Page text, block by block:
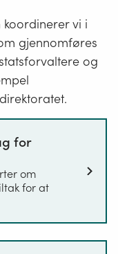
vi i
gjennomføres
og
for
om
for at